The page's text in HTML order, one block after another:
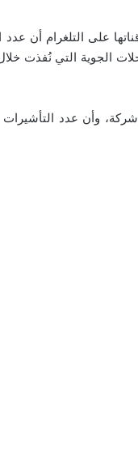
وبينت أن عدد شركات الطيران العاملة في المطار بلغ